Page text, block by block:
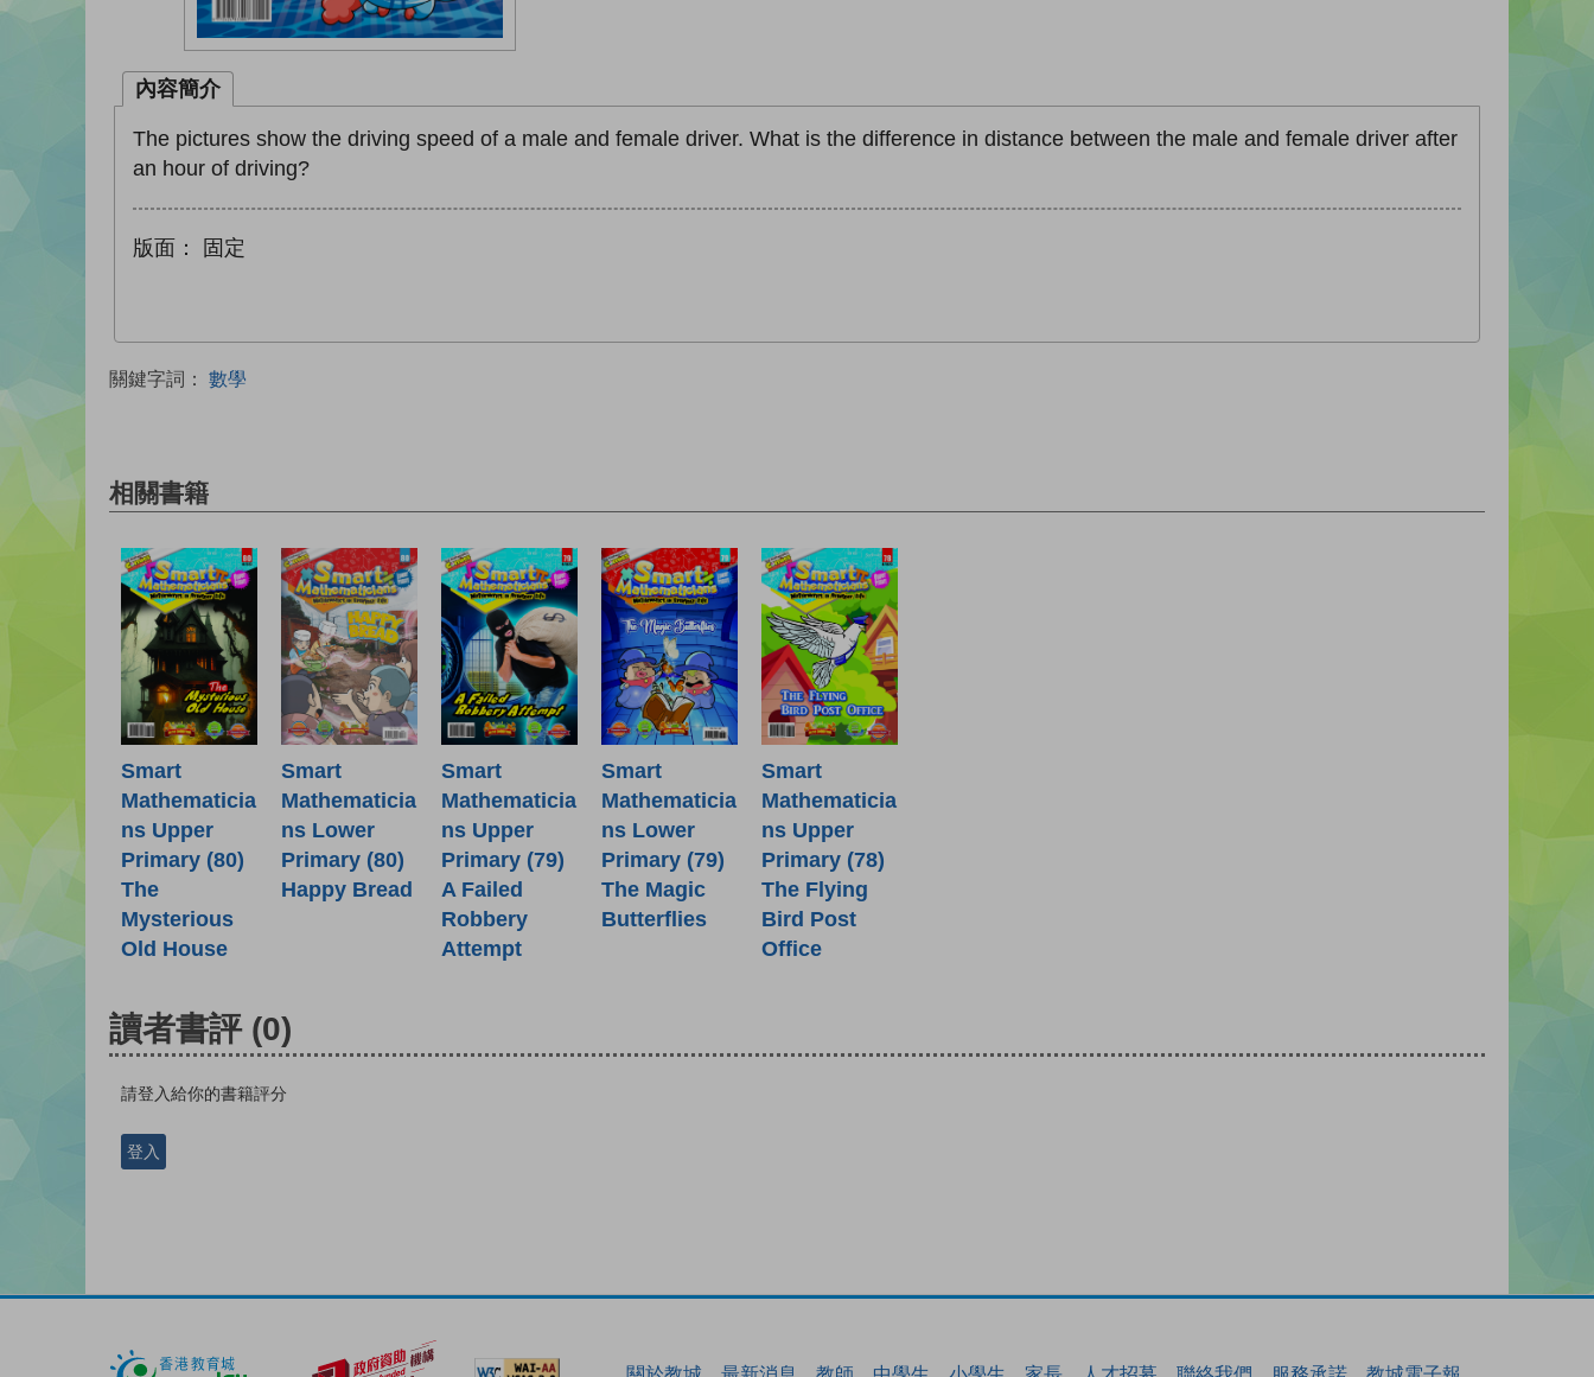
內容簡介
The pictures show the driving speed of a male and female driver. What is the difference in distance between the male and female driver after
an hour of driving?
版面： 固定
關鍵字詞： 數學
相關書籍
Smart
Mathematicia
ns Upper
Primary (80)
The
Mysterious
Old House
Smart
Mathematicia
ns Lower
Primary (80)
Happy Bread
Smart
Mathematicia
ns Upper
Primary (79)
A Failed
Robbery
Attempt
Smart
Mathematicia
ns Lower
Primary (79)
The Magic
Butterflies
Smart
Mathematicia
ns Upper
Primary (78)
The Flying
Bird Post
Office
讀者書評 (0)
請登入給你的書籍評分
登入